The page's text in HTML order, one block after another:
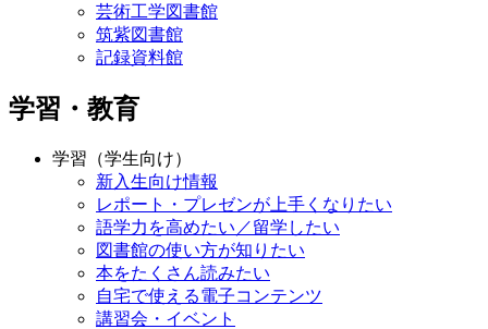
芸術工学図書館
筑紫図書館
記録資料館
学習・教育
学習（学生向け）
新入生向け情報
レポート・プレゼンが上手くなりたい
語学力を高めたい／留学したい
図書館の使い方が知りたい
本をたくさん読みたい
自宅で使える電子コンテンツ
講習会・イベント